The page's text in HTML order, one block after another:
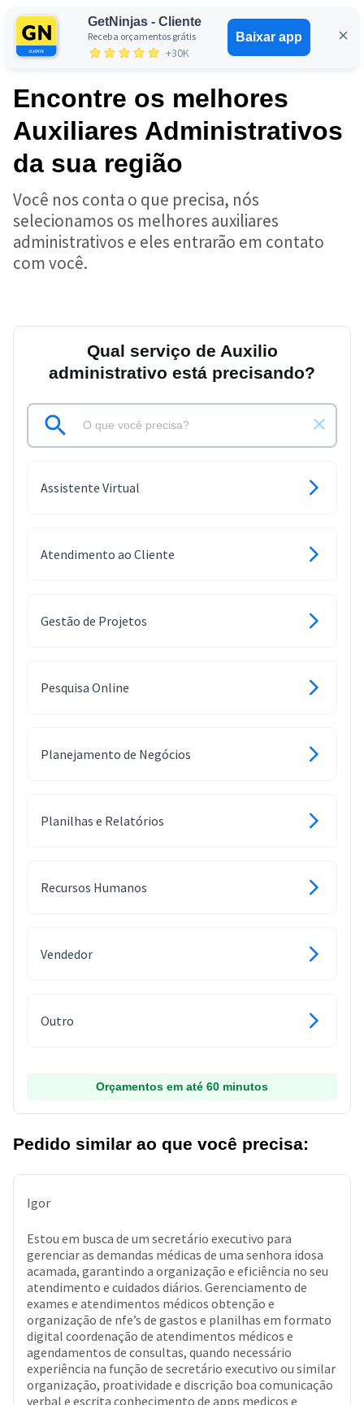
GetNinjas - Cliente
Receba orçamentos grátis
+30K
Baixar app
Entrar
Encontre os melhores
Auxiliares Administrativos
da sua região
Você nos conta o que precisa, nós
selecionamos os melhores auxiliares
administrativos e eles entrarão em contato
com você.
Qual serviço de Auxilio
administrativo está precisando?
Assistente Virtual
Atendimento ao Cliente
Gestão de Projetos
Pesquisa Online
Planejamento de Negócios
Planilhas e Relatórios
Recursos Humanos
Vendedor
Outro
Orçamentos em até 60 minutos
Pedido similar ao que você precisa:
Igor
Estou em busca de um secretário executivo para
gerenciar as demandas médicas de uma senhora idosa
acamada, garantindo a organização e eficiência no seu
atendimento e cuidados diários. Gerenciamento de
exames e atendimentos médicos obtenção e
organização de nfe’s de gastos e planilhas em formato
digital coordenação de atendimentos médicos e
agendamentos de consultas, quando necessário
experiência na função de secretário executivo ou similar
organização, proatividade e discrição boa comunicação
verbal e escrita conhecimento de apps medicos e